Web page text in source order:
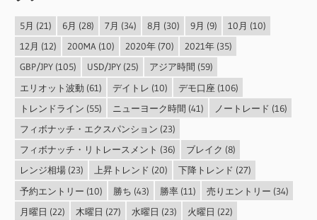
5月 (21) 6月 (28) 7月 (34) 8月 (30) 9月 (9) 10月 (10)
12月 (12) 200MA(10) 2020年(70) 2021年(35)
GBP/JPY(105) USD/JPY(25) アジア時間 (59)
エリオット波動 (61) デイトレ (10) デモ口座 (106)
トレンドライン (55) ニューヨーク時間 (41) ノートレード (16)
フィボナッチ・エクスパンション (23)
フィボナッチ・リトレースメント (36) ブレイク (8)
レンジ相場(23) 上昇トレンド (20) 下降トレンド (27)
予約エントリー (10) 勝ち (43) 勝率(11) 売りエントリー (34)
月曜日 (22) 木曜日 (27) 水曜日 (23) 火曜日 (22)